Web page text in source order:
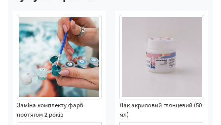
Заміна комплекту фарб
протягом 2 років
Лак акриловий глянцевий (50
мл)